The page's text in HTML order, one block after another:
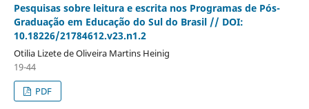
Pesquisas sobre leitura e escrita nos Programas de Pós-
Graduação em Educação do Sul do Brasil // DOI:
10.18226/21784612.v23.n1.2
Otilia Lizete de Oliveira Martins Heinig
19-44
PDF